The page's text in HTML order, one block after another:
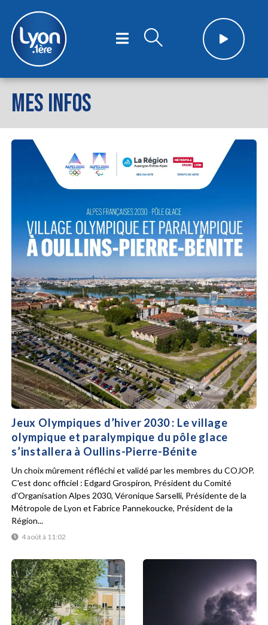
MES INFOS
Jeux Olympiques d’hiver 2030 : Le village
olympique et paralympique du pôle glace
s’installera à Oullins-Pierre-Bénite
4 août à 11:02
Un choix mûrement réfléchi et validé par les membres du COJOP.
C'est donc officiel : Edgard Grospiron, Président du Comité
d'Organisation Alpes 2030, Véronique Sarselli, Présidente de la
Métropole de Lyon et Fabrice Pannekoucke, Président de la
Région...